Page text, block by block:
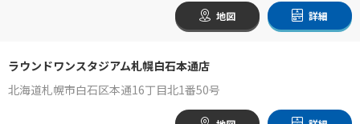
地図 詳細
ラウンドワンスタジアム札幌白石本通店
北海道札幌市白石区本通16丁目北1番50号